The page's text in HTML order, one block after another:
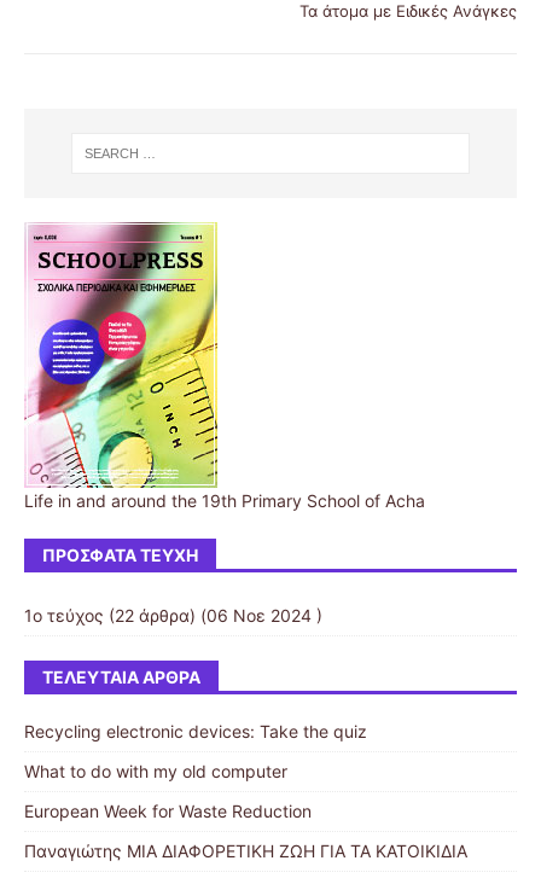
Τα άτομα με Ειδικές Ανάγκες
Life in and around the 19th Primary School of Acha
ΠΡΌΣΦΑΤΑ ΤΕΎΧΗ
1ο τεύχος (22 άρθρα) (06 Νοε 2024 )
ΤΕΛΕΥΤΑΊΑ ΆΡΘΡΑ
Recycling electronic devices: Take the quiz
What to do with my old computer
European Week for Waste Reduction
Παναγιώτης ΜΙΑ ΔΙΑΦΟΡΕΤΙΚΗ ΖΩΗ ΓΙΑ ΤΑ ΚΑΤΟΙΚΙΔΙΑ